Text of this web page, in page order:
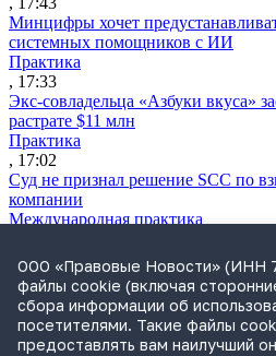
Минцифры хочет
системных помощников с ИИ
Практика
, 17:33
Экс-совладельца «Азбуки вкуса»
растрате $11 млн
Практика
, 17:02
Суд не признал решение SCC по
компании
Международная практика
Дроны могут начать применять
ПДД
Практика
, 15:41
Бывшего сенатора Сабадаша
ООО «Правовые Новости» (ИНН
файлы cookie (включая
сбора информации об
посетителями. Такие файлы
предоставлять вам наилучший